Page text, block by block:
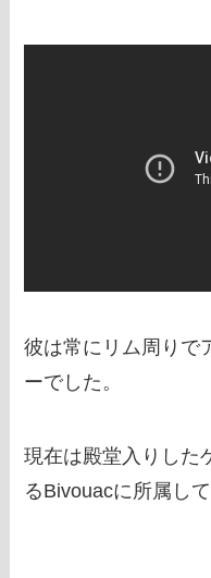
彼は常にリム周りで
ーでした。
現在は殿堂入りした
るBivouacに所属し